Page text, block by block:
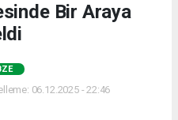
Bir Araya
06.12.2025 - 22:46